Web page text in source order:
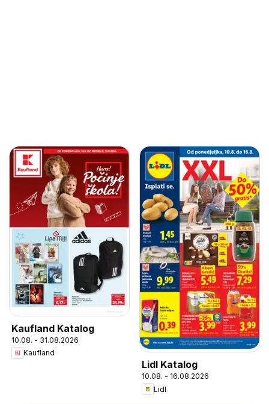
Kaufland Katalog
10.08. - 31.08.2026
Kaufland
Lidl Katalog
10.08. - 16.08.2026
Lidl